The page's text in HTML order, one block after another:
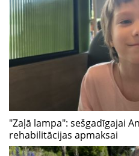
"Zaļā lampa": sešgadīgajai
rehabilitācijas apmaksai